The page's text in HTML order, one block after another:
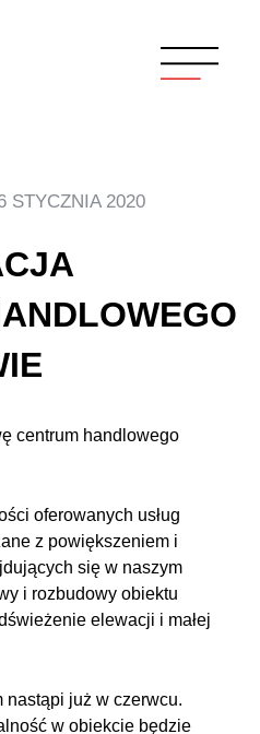
STYCZNIA 2020
centrum handlowego
oferowanych usług
z powiększeniem i
się w naszym
i rozbudowy obiektu
elewacji i małej
nastąpi już w czerwcu.
w obiekcie będzie